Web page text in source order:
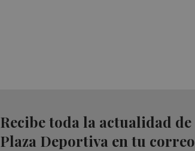
Recibe toda la actualidad de
Plaza Deportiva en tu correo